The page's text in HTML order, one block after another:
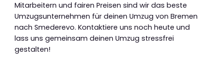
Mitarbeitern und fairen Preisen sind wir das beste
Umzugsunternehmen für deinen Umzug von Bremen
nach Smederevo. Kontaktiere uns noch heute und
lass uns gemeinsam deinen Umzug stressfrei
gestalten!